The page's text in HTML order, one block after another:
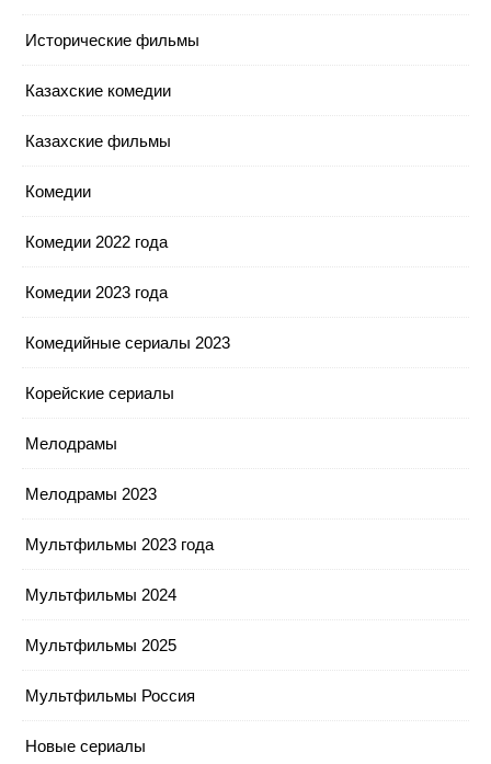
Исторические фильмы
Казахские комедии
Казахские фильмы
Комедии
Комедии 2022 года
Комедии 2023 года
Комедийные сериалы 2023
Корейские сериалы
Мелодрамы
Мелодрамы 2023
Мультфильмы 2023 года
Мультфильмы 2024
Мультфильмы 2025
Мультфильмы Россия
Новые сериалы